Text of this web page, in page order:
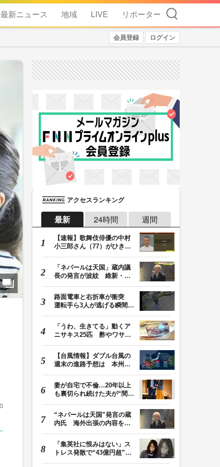
最新ニュース 地域 LIVE リポーター 検索
会員登録 ログイン
アクセスランキング
最新 24時間 週間
【速報】歌舞伎俳優の中村
小三郎さん（77）がひき逃
「ネパールは天国」蔵内議
長の発言が波紋 維新・吉
路面電車と右折車が衝突
運転手ら3人が逃げる瞬間
「うわ、生きてる」動くア
ニサキス25匹 酢やワサビ
【台風情報】ダブル台風の
週末の進路予想は 本州は
妻が自宅で不倫…20年以上
も裏切られ続けた夫が“間
“ネパールは天国”発言の蔵
内氏 海外出張の内容を説
「集英社に恨みはない」ス
トレス発散で“43億円超”の